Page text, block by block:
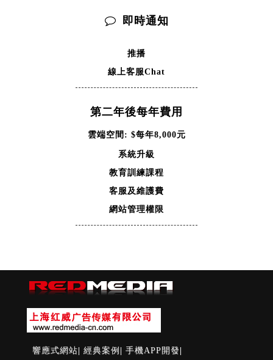
即時通知
推播
線上客服Chat
第二年後每年費用
雲端空間: $每年8,000元
系統升級
教育訓練課程
客服及維護費
網站管理權限
響應式網站 經典案例 手機APP開發